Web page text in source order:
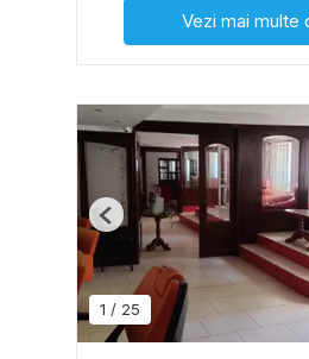
Vezi mai multe
1 / 25
Previous